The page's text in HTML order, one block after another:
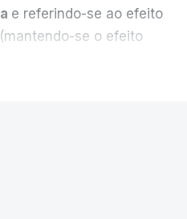
e referindo-se ao efeito
se o efeito